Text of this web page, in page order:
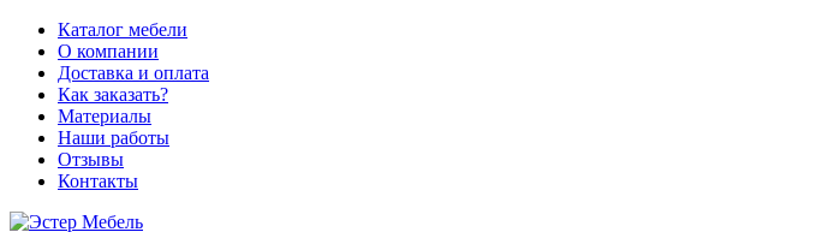
Каталог мебели
О компании
Доставка и оплата
Как заказать?
Материалы
Наши работы
Отзывы
Контакты